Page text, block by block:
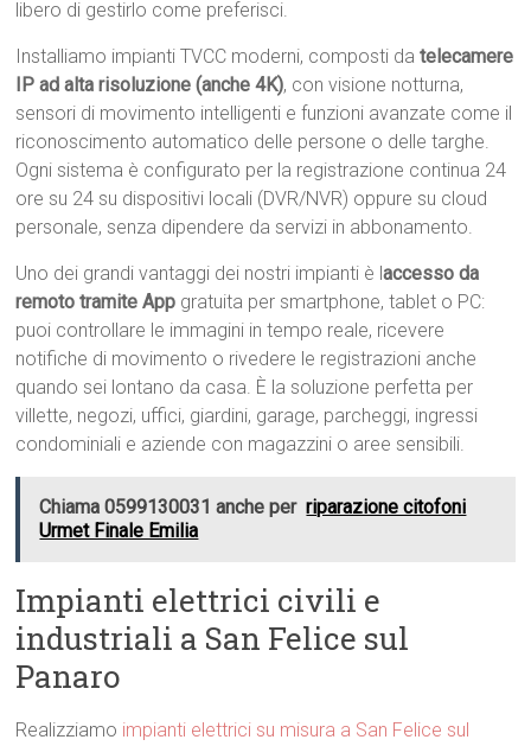
libero di gestirlo come preferisci.
Installiamo impianti TVCC moderni, composti datelecamere
IP ad alta risoluzione (anche 4K), con visione notturna,
sensori di movimento intelligenti e funzioni avanzate come il
riconoscimento automatico delle persone o delle targhe.
Ogni sistema è configurato per la registrazione continua 24
ore su 24 su dispositivi locali (DVR/NVR) oppure su cloud
personale, senza dipendere da servizi in abbonamento.
Uno dei grandi vantaggi dei nostri impianti è laccesso da
remoto tramite App gratuita per smartphone, tablet o PC:
puoi controllare le immagini in tempo reale, ricevere
notifiche di movimento o rivedere le registrazioni anche
quando sei lontano da casa. È la soluzione perfetta per
villette, negozi, uffici, giardini, garage, parcheggi, ingressi
condominiali e aziende con magazzini o aree sensibili.
Chiama 0599130031 anche per riparazione citofoni
Urmet Finale Emilia
Impianti elettrici civili e
industriali a San Felice sul
Panaro
Realizziamo impianti elettrici su misura a San Felice sul